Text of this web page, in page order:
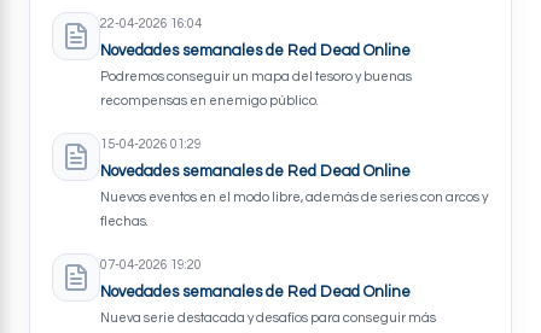
22-04-2026 16:04
Novedades semanales de Red Dead Online
Podremos conseguir un mapa del tesoro y buenas
recompensas en enemigo público.
15-04-2026 01:29
Novedades semanales de Red Dead Online
Nuevos eventos en el modo libre, además de series con arcos y
flechas.
07-04-2026 19:20
Novedades semanales de Red Dead Online
Nueva serie destacada y desafíos para conseguir más